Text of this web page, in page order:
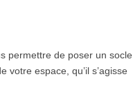
permettre de poser un socle
espace, qu’il s’agisse